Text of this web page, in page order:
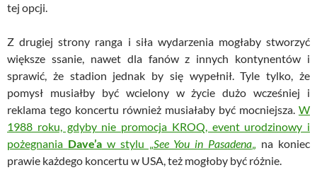
tej opcji.
Z drugiej strony ranga i siła wydarzenia mogłaby stworzyć
większe ssanie, nawet dla fanów z innych kontynentów i
sprawić, że stadion jednak by się wypełnił. Tyle tylko, że
pomysł musiałby być wcielony w życie dużo wcześniej i
reklama tego koncertu również musiałaby być mocniejsza. W
1988 roku, gdyby nie promocja KROQ, event urodzinowy i
pożegnania Dave’aw stylu „See You in Pasadena„ na koniec
prawie każdego koncertu w USA, też mogłoby być różnie.